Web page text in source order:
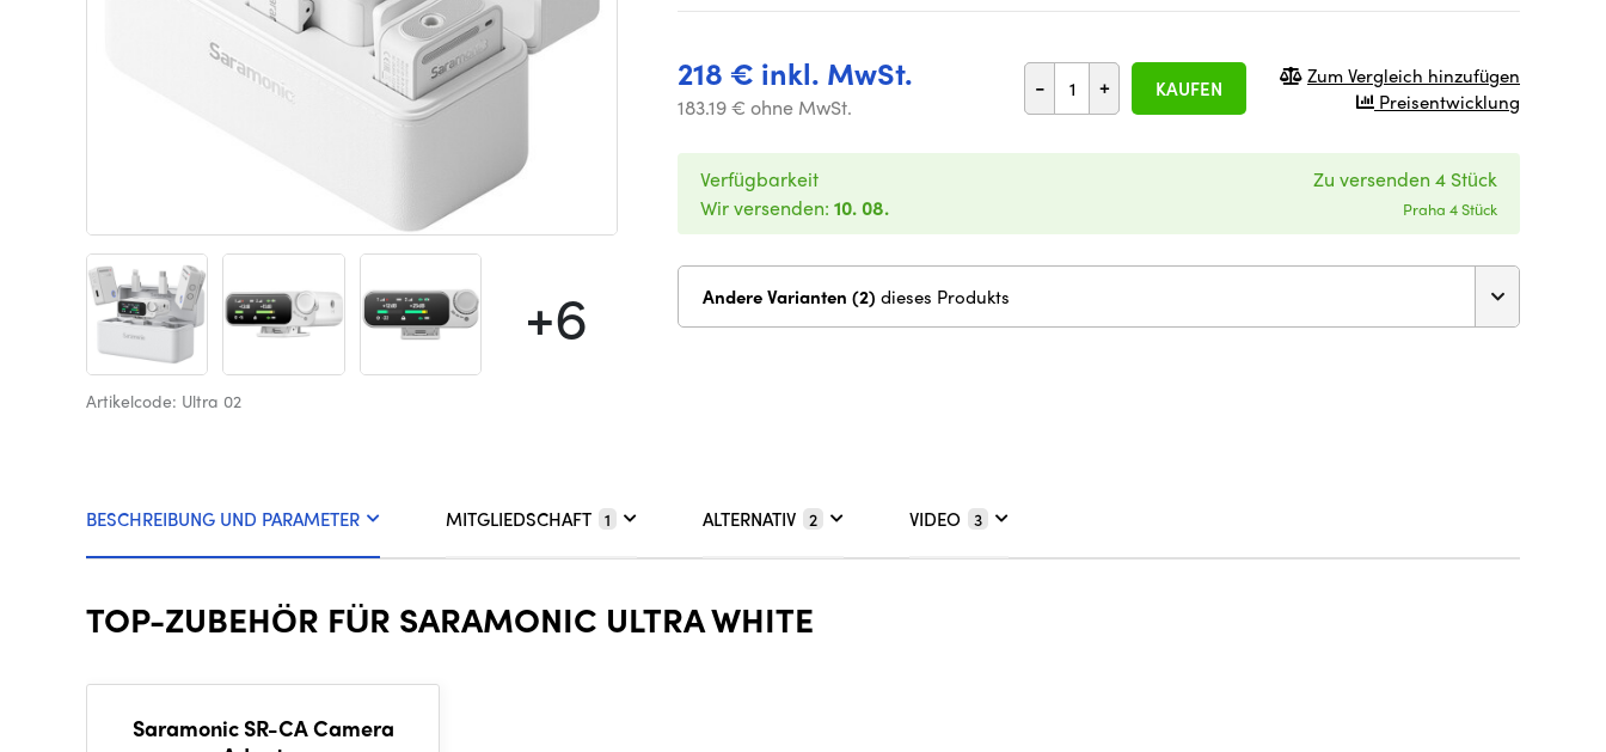
+6
Artikelcode: Ultra 02
218 € inkl. MwSt.
183.19 € ohne MwSt.
- + KAUFEN
Zum Vergleich hinzufügen
Preisentwicklung
Verfügbarkeit
Wir versenden: 10. 08.
Zu versenden 4 Stück
Praha 4 Stück
Andere Varianten (2) dieses Produkts
BESCHREIBUNG UND PARAMETER MITGLIEDSCHAFT 1 ALTERNATIV 2 VIDEO 3
TOP-ZUBEHÖR FÜR SARAMONIC ULTRA WHITE
Saramonic SR-CA Camera